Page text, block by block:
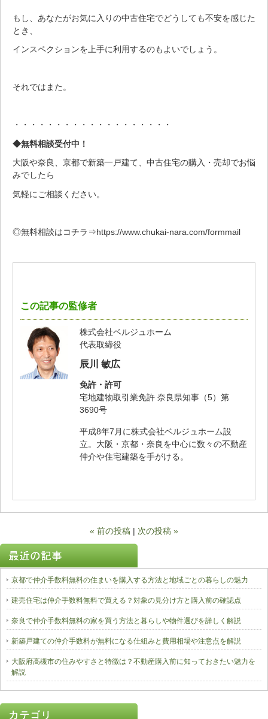
もし、あなたがお気に入りの中古住宅でどうしても不安を感じた
とき、
インスペクションを上手に利用するのもよいでしょう。
それではまた。
・・・・・・・・・・・・・・・・・・・
◆無料相談受付中！
大阪や奈良、京都で新築一戸建て、中古住宅の購入・売却でお悩
みでしたら
気軽にご相談ください。
◎無料相談はコチラ⇒https://www.chukai-nara.com/formmail
この記事の監修者
株式会社ベルジュホーム
代表取締役
辰川 敏広
免許・許可
宅地建物取引業免許 奈良県知事（5）第
3690号
平成8年7月に株式会社ベルジュホーム設
立。大阪・京都・奈良を中心に数々の不動産
仲介や住宅建築を手がける。
« 前の投稿 | 次の投稿 »
京都で仲介手数料無料の住まいを購入する方法と地域ごとの暮らしの魅力
建売住宅は仲介手数料無料で買える？対象の見分け方と購入前の確認点
奈良で仲介手数料無料の家を買う方法と暮らしや物件選びを詳しく解説
新築戸建ての仲介手数料が無料になる仕組みと費用相場や注意点を解説
大阪府高槻市の住みやすさと特徴は？不動産購入前に知っておきたい魅力を
解説